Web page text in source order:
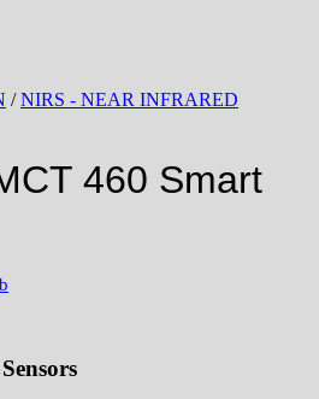
/ NIRS - NEAR INFRARED
460 Smart